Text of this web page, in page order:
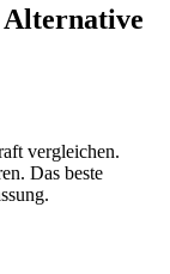
vergleichen.
Das beste